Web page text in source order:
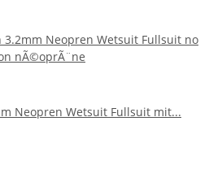
3.2mm Neopren Wetsuit Fullsuit no
nÃ©oprÃ¨ne